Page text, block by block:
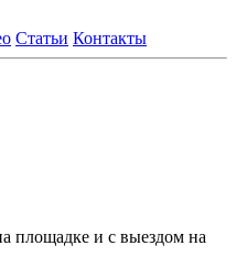
Статьи Контакты
площадке и с выездом на